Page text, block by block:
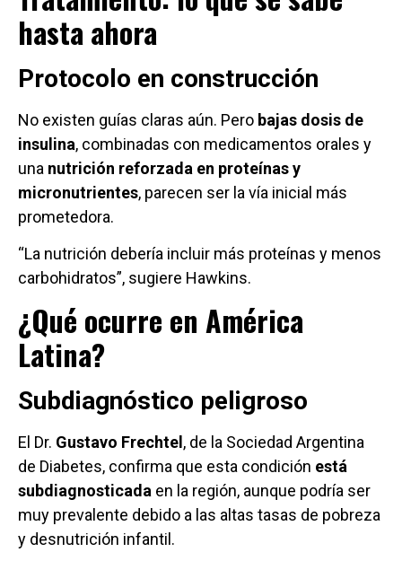
hasta ahora
Protocolo en construcción
No existen guías claras aún. Pero bajas dosis de
insulina, combinadas con medicamentos orales y
una nutrición reforzada en proteínas y
micronutrientes, parecen ser la vía inicial más
prometedora.
“La nutrición debería incluir más proteínas y menos
carbohidratos”, sugiere Hawkins.
¿Qué ocurre en América
Latina?
Subdiagnóstico peligroso
El Dr. Gustavo Frechtel, de la Sociedad Argentina
de Diabetes, confirma que esta condición está
subdiagnosticada en la región, aunque podría ser
muy prevalente debido a las altas tasas de pobreza
y desnutrición infantil.